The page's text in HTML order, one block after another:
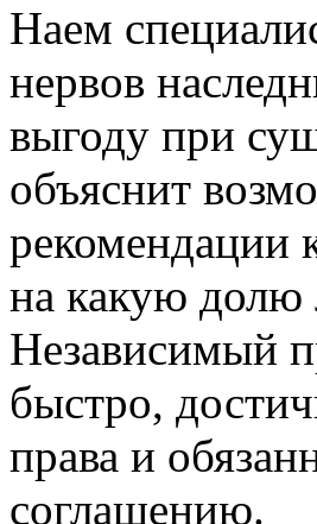
Наем
нервов
выгоду при
объяснит
рекомендации
на какую долю
Независимый
быстро,
права и
соглашению.